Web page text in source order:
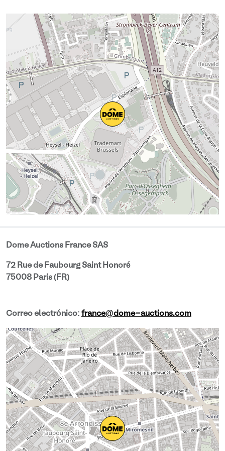
Dome Auctions France SAS
72 Rue de Faubourg Saint Honoré
75008 Paris (FR)
Correo electrónico: france@dome-auctions.com